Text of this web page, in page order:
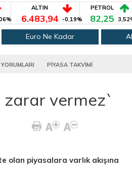
ALTIN
6.483,94 -0,19%
PETROL
82,25
Euro Ne Kadar
PİYASA TAKVİMİ
vermez`
olan piyasalara varlık akışına